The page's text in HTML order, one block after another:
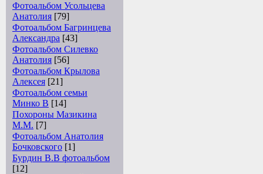
Фотоальбом Усольцева
Анатолия [79]
Фотоальбом Багринцева
Александра [43]
Фотоальбом Силевко
Анатолия [56]
Фотоальбом Крылова
Алексея [21]
Фотоальбом семьи
Минко В [14]
Похороны Мазикина
М.М. [7]
Фотоальбом Анатолия
Бочковского [1]
Бурдин В.В фотоальбом
[12]